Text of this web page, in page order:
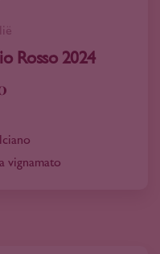
Rosso 2024
vignamato